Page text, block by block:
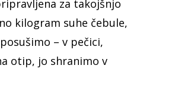
za takojšnjo
kilogram suhe čebule,
– v pečici,
otip, jo shranimo v